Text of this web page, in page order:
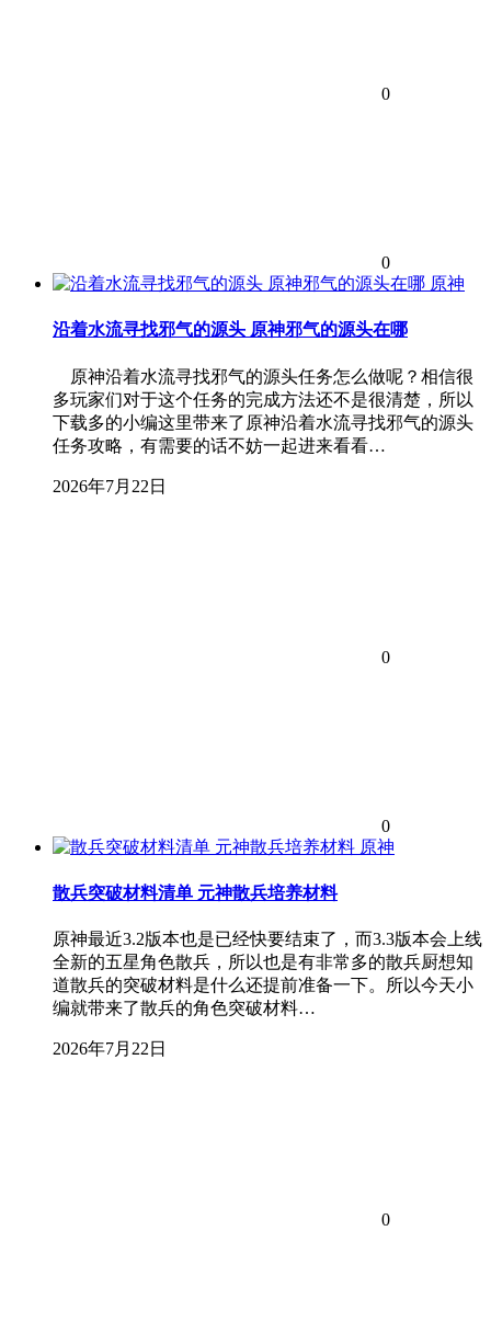
0
0
原神
沿着水流寻找邪气的源头 原神邪气的源头在哪
原神沿着水流寻找邪气的源头任务怎么做呢？相信很
多玩家们对于这个任务的完成方法还不是很清楚，所以
下载多的小编这里带来了原神沿着水流寻找邪气的源头
任务攻略，有需要的话不妨一起进来看看…
2026年7月22日
0
0
原神
散兵突破材料清单 元神散兵培养材料
原神最近3.2版本也是已经快要结束了，而3.3版本会上线
全新的五星角色散兵，所以也是有非常多的散兵厨想知
道散兵的突破材料是什么还提前准备一下。所以今天小
编就带来了散兵的角色突破材料…
2026年7月22日
0